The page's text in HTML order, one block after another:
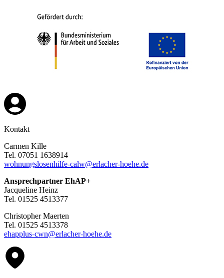
Kontakt
Carmen Kille
Tel. 07051 1638914
wohnungslosenhilfe-calw@erlacher-hoehe.de
Ansprechpartner EhAP+
Jacqueline Heinz
Tel. 01525 4513377
Christopher Maerten
Tel. 01525 4513378
ehapplus-cwn@erlacher-hoehe.de